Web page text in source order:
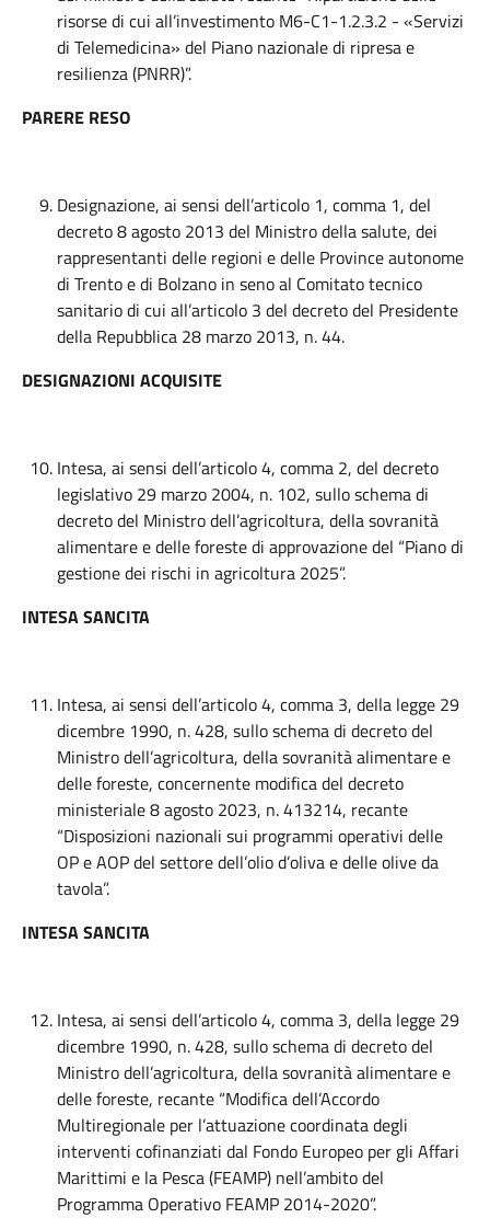
risorse di cui all’investimento M6-C1-1.2.3.2 - «Servizi
di Telemedicina» del Piano nazionale di ripresa e
resilienza (PNRR)”.
PARERE RESO
Designazione, ai sensi dell’articolo 1, comma 1, del
decreto 8 agosto 2013 del Ministro della salute, dei
rappresentanti delle regioni e delle Province autonome
di Trento e di Bolzano in seno al Comitato tecnico
sanitario di cui all’articolo 3 del decreto del Presidente
della Repubblica 28 marzo 2013, n. 44.
DESIGNAZIONI ACQUISITE
Intesa, ai sensi dell’articolo 4, comma 2, del decreto
legislativo 29 marzo 2004, n. 102, sullo schema di
decreto del Ministro dell’agricoltura, della sovranità
alimentare e delle foreste di approvazione del “Piano di
gestione dei rischi in agricoltura 2025”.
INTESA SANCITA
Intesa, ai sensi dell’articolo 4, comma 3, della legge 29
dicembre 1990, n. 428, sullo schema di decreto del
Ministro dell’agricoltura, della sovranità alimentare e
delle foreste, concernente modifica del decreto
ministeriale 8 agosto 2023, n. 413214, recante
“Disposizioni nazionali sui programmi operativi delle
OP e AOP del settore dell’olio d’oliva e delle olive da
tavola”.
INTESA SANCITA
Intesa, ai sensi dell’articolo 4, comma 3, della legge 29
dicembre 1990, n. 428, sullo schema di decreto del
Ministro dell’agricoltura, della sovranità alimentare e
delle foreste, recante “Modifica dell’Accordo
Multiregionale per l’attuazione coordinata degli
interventi cofinanziati dal Fondo Europeo per gli Affari
Marittimi e la Pesca (FEAMP) nell’ambito del
Programma Operativo FEAMP 2014-2020”.